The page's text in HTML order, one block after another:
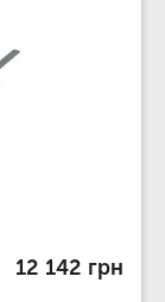
12 142 грн